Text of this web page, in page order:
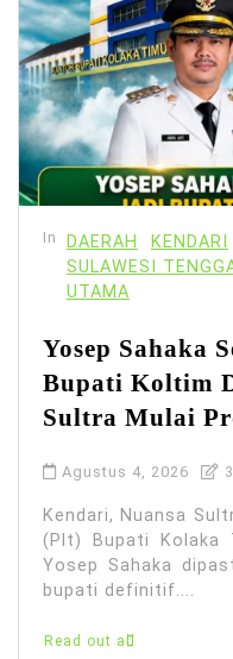
In DAERAH KENDARI
SULAWESI
UTAMA
Yosep Sahaka
Bupati Koltim
Sultra Mulai
Agustus 4, 2026
Kendari, Nuansa
(Plt) Bupati Kolaka
Yosep Sahaka
bupati definitif....
Read out all